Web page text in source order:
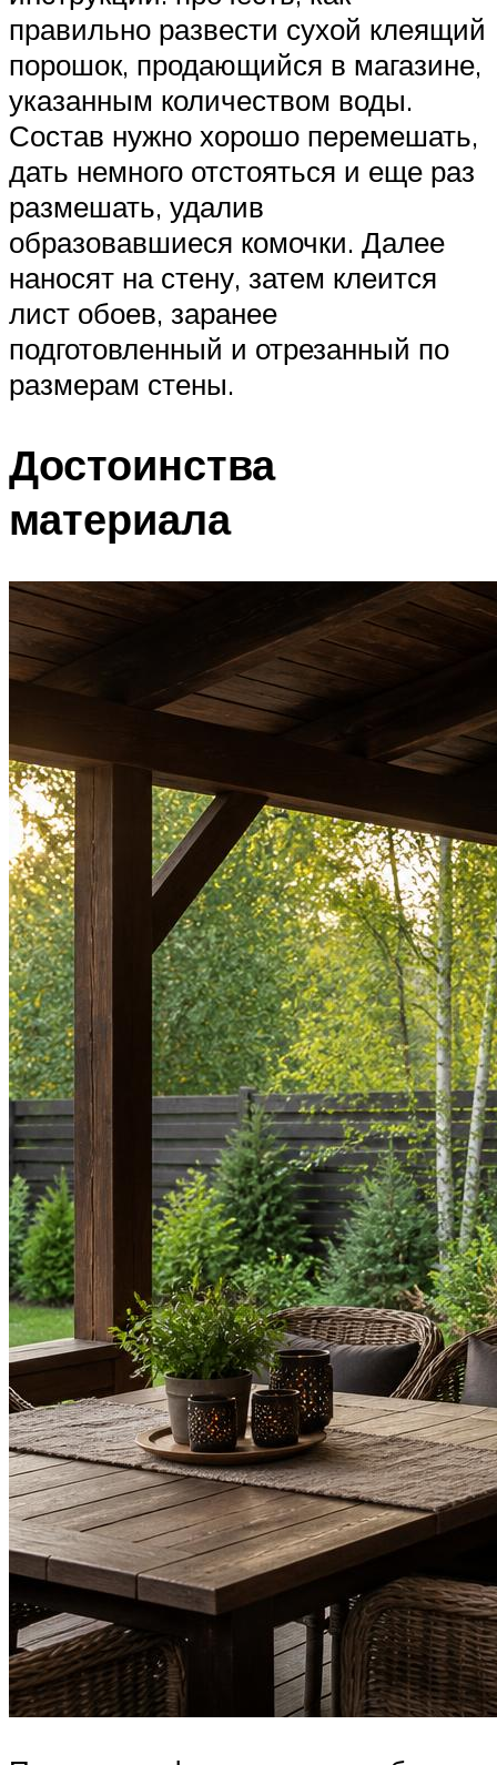
правильно развести сухой клеящий
порошок, продающийся в магазине,
указанным количеством воды.
Состав нужно хорошо перемешать,
дать немного отстояться и еще раз
размешать, удалив
образовавшиеся комочки. Далее
наносят на стену, затем клеится
лист обоев, заранее
подготовленный и отрезанный по
размерам стены.
Достоинства
материала